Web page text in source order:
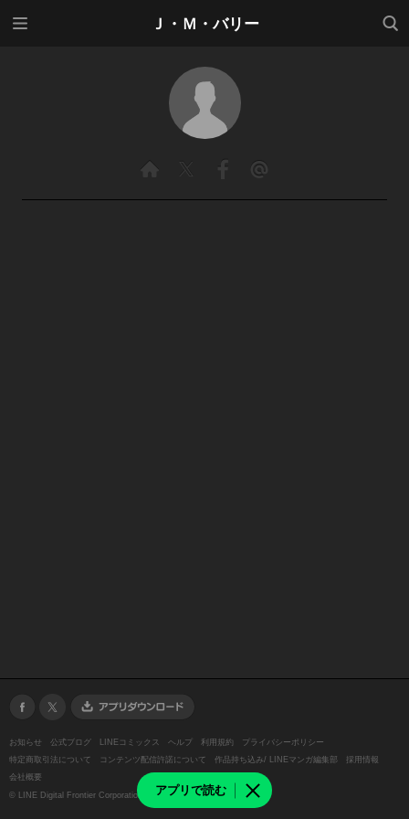
Ｊ・Ｍ・バリー
検索
アプリで読む
お知らせ 公式ブログ LINEコミックス ヘルプ 利用規約
プライバシーポリシー
特定商取引法について
コンテンツ配信許諾について 作品持ち込み/ LINEマンガ編集部
採用情報
会社概要
© LINE Digital Frontier Corporation